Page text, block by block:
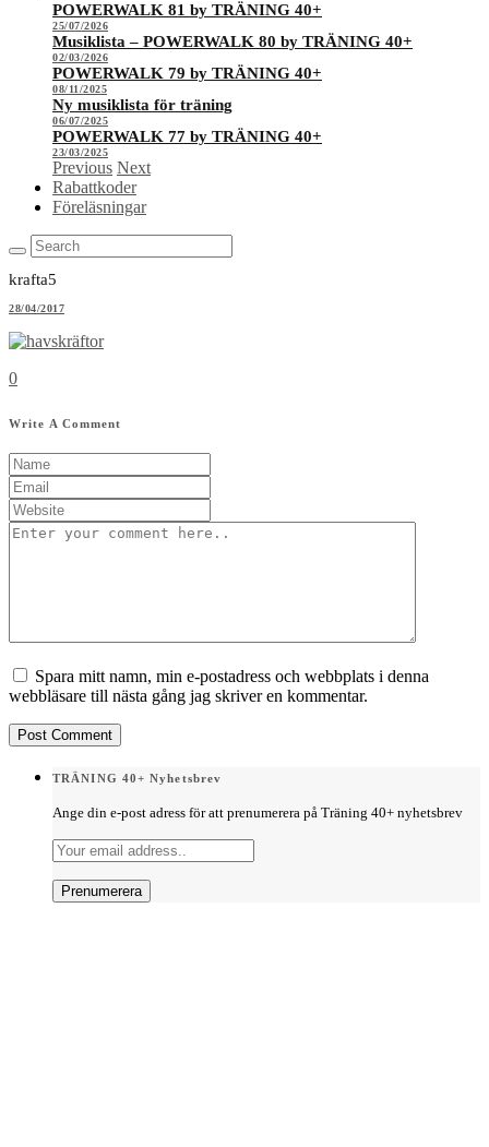
POWERWALK 81 by TRÄNING 40+
25/07/2026
Musiklista – POWERWALK 80 by TRÄNING 40+
02/03/2026
POWERWALK 79 by TRÄNING 40+
08/11/2025
Ny musiklista för träning
06/07/2025
POWERWALK 77 by TRÄNING 40+
23/03/2025
Previous Next
Rabattkoder
Föreläsningar
krafta5
28/04/2017
0
Write A Comment
Spara mitt namn, min e-postadress och webbplats i denna
webbläsare till nästa gång jag skriver en kommentar.
TRÄNING 40+ Nyhetsbrev
Ange din e-post adress för att prenumerera på Träning 40+ nyhetsbrev